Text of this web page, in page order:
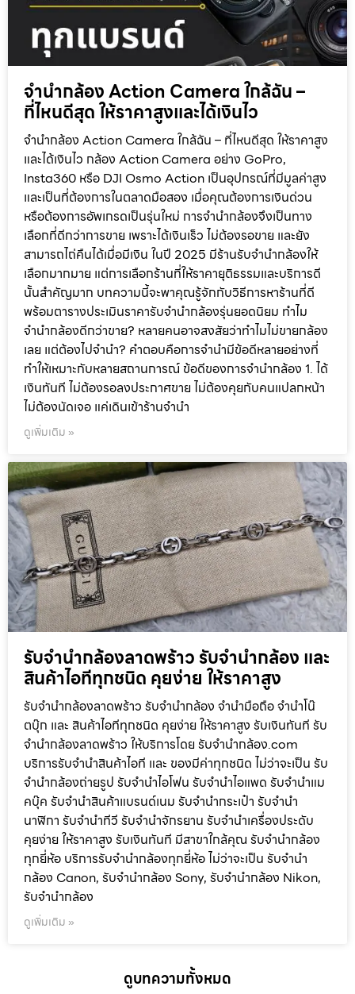
จำนำกล้อง Action Camera ใกล้ฉัน –
ที่ไหนดีสุด ให้ราคาสูงและได้เงินไว
จำนำกล้อง Action Camera ใกล้ฉัน – ที่ไหนดีสุด ให้ราคาสูง
และได้เงินไว กล้อง Action Camera อย่าง GoPro,
Insta360 หรือ DJI Osmo Action เป็นอุปกรณ์ที่มีมูลค่าสูง
และเป็นที่ต้องการในตลาดมือสอง เมื่อคุณต้องการเงินด่วน
หรือต้องการอัพเกรดเป็นรุ่นใหม่ การจำนำกล้องจึงเป็นทาง
เลือกที่ดีกว่าการขาย เพราะได้เงินเร็ว ไม่ต้องรอขาย และยัง
สามารถไถ่คืนได้เมื่อมีเงิน ในปี 2025 มีร้านรับจำนำกล้องให้
เลือกมากมาย แต่การเลือกร้านที่ให้ราคายุติธรรมและบริการดี
นั้นสำคัญมาก บทความนี้จะพาคุณรู้จักกับวิธีการหาร้านที่ดี
พร้อมตารางประเมินราคารับจำนำกล้องรุ่นยอดนิยม ทำไม
จำนำกล้องดีกว่าขาย? หลายคนอาจสงสัยว่าทำไมไม่ขายกล้อง
เลย แต่ต้องไปจำนำ? คำตอบคือการจำนำมีข้อดีหลายอย่างที่
ทำให้เหมาะกับหลายสถานการณ์ ข้อดีของการจำนำกล้อง 1. ได้
เงินทันที ไม่ต้องรอลงประกาศขาย ไม่ต้องคุยกับคนแปลกหน้า
ไม่ต้องนัดเจอ แค่เดินเข้าร้านจำนำ
ดูเพิ่มเติม »
รับจำนำกล้องลาดพร้าว รับจํานํากล้อง และ
สินค้าไอทีทุกชนิด คุยง่าย ให้ราคาสูง
รับจำนำกล้องลาดพร้าว รับจํานํากล้อง จำนำมือถือ จำนำโน๊
ตบุ๊ก และ สินค้าไอทีทุกชนิด คุยง่าย ให้ราคาสูง รับเงินทันที รับ
จำนำกล้องลาดพร้าว ให้บริการโดย รับจํานํากล้อง.com
บริการรับจํานําสินค้าไอที และ ของมีค่าทุกชนิด ไม่ว่าจะเป็น รับ
จํานํากล้องถ่ายรูป รับจํานําไอโฟน รับจํานําไอแพด รับจํานําแม
คบุ๊ค รับจํานําสินค้าแบรนด์เนม รับจํานํากระเป๋า รับจํานํา
นาฬิกา รับจํานําทีวี รับจํานําจักรยาน รับจํานําเครื่องประดับ
คุยง่าย ให้ราคาสูง รับเงินทันที มีสาขาใกล้คุณ รับจำนำกล้อง
ทุกยี่ห้อ บริการรับจำนำกล้องทุกยี่ห้อ ไม่ว่าจะเป็น รับจำนำ
กล้อง Canon, รับจำนำกล้อง Sony, รับจำนำกล้อง Nikon,
รับจำนำกล้อง
ดูเพิ่มเติม »
ดูบทความทั้งหมด